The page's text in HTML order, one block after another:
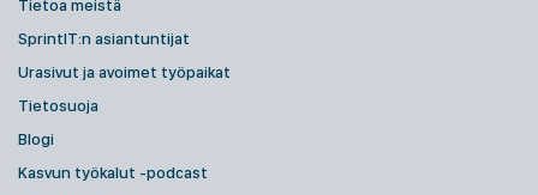
Tietoa meistä
SprintIT:n asiantuntijat
Urasivut ja avoimet työpaikat
Tietosuoja
Blogi
Kasvun työkalut -podcast